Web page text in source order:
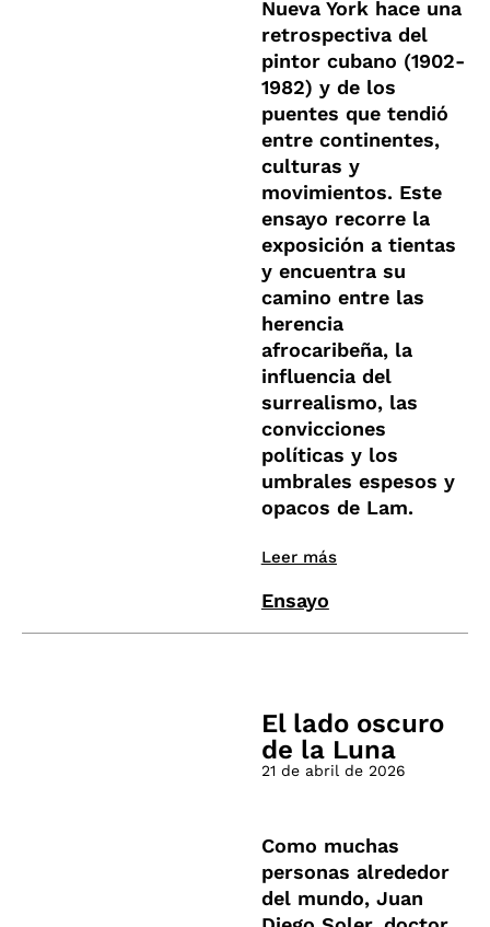
Nueva York hace una
retrospectiva del
pintor cubano (1902-
1982) y de los
puentes que tendió
entre continentes,
culturas y
movimientos. Este
ensayo recorre la
exposición a tientas
y encuentra su
camino entre las
herencia
afrocaribeña, la
influencia del
surrealismo, las
convicciones
políticas y los
umbrales espesos y
opacos de Lam.
Leer más
Ensayo
El lado oscuro
de la Luna
21 de abril de 2026
Como muchas
personas alrededor
del mundo, Juan